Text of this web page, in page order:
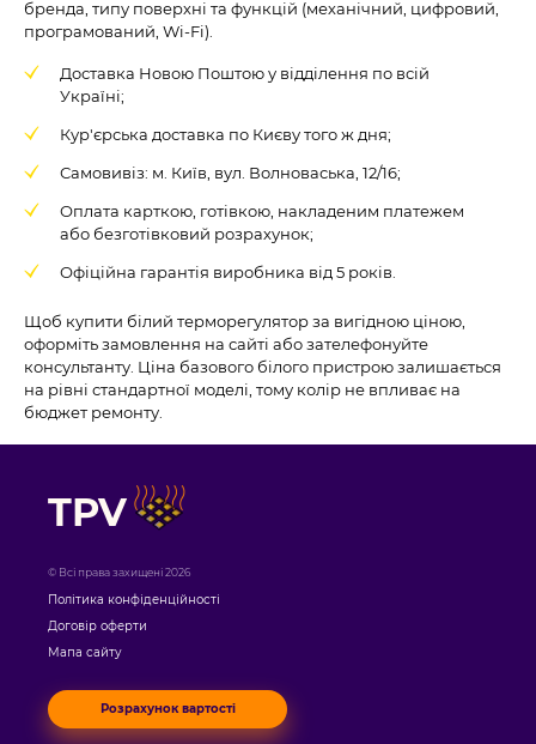
бренда, типу поверхні та функцій (механічний, цифровий,
програмований, Wi-Fi).
Доставка Новою Поштою у відділення по всій
Україні;
Кур'єрська доставка по Києву того ж дня;
Самовивіз: м. Київ, вул. Волноваська, 12/16;
Оплата карткою, готівкою, накладеним платежем
або безготівковий розрахунок;
Офіційна гарантія виробника від 5 років.
Щоб купити білий терморегулятор за вигідною ціною,
оформіть замовлення на сайті або зателефонуйте
консультанту. Ціна базового білого пристрою залишається
на рівні стандартної моделі, тому колір не впливає на
бюджет ремонту.
TPV
© Всі права захищені 2026
Політика конфіденційності
Договір оферти
Мапа сайту
Розрахунок вартості